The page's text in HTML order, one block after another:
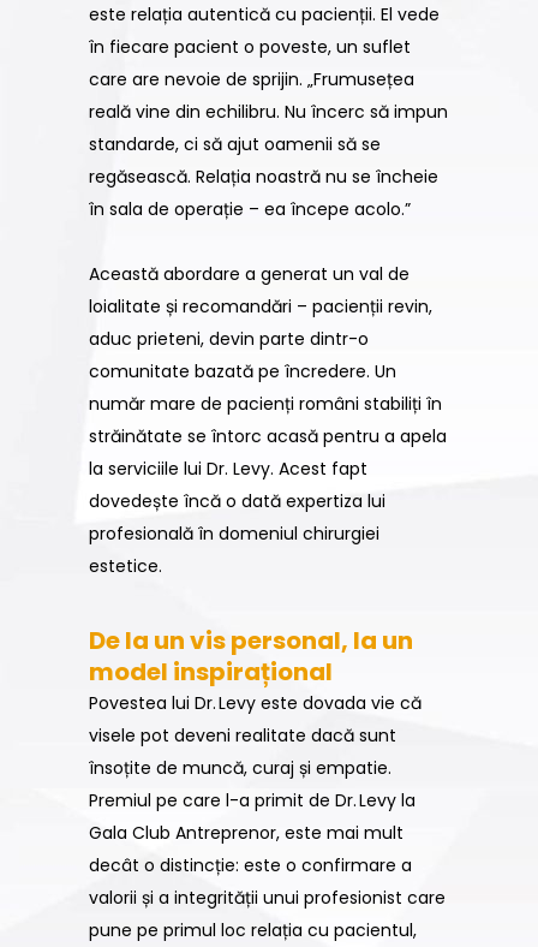
este relația autentică cu pacienții. El vede
în fiecare pacient o poveste, un suflet
care are nevoie de sprijin. „Frumusețea
reală vine din echilibru. Nu încerc să impun
standarde, ci să ajut oamenii să se
regăsească. Relația noastră nu se încheie
în sala de operație – ea începe acolo.”
Această abordare a generat un val de
loialitate și recomandări – pacienții revin,
aduc prieteni, devin parte dintr-o
comunitate bazată pe încredere. Un
număr mare de pacienți români stabiliți în
străinătate se întorc acasă pentru a apela
la serviciile lui Dr. Levy. Acest fapt
dovedește încă o dată expertiza lui
profesională în domeniul chirurgiei
estetice.
De la un vis personal, la un
model inspirațional
Povestea lui Dr. Levy este dovada vie că
visele pot deveni realitate dacă sunt
însoțite de muncă, curaj și empatie.
Premiul pe care l-a primit de Dr. Levy la
Gala Club Antreprenor, este mai mult
decât o distincție: este o confirmare a
valorii și a integrității unui profesionist care
pune pe primul loc relația cu pacientul,